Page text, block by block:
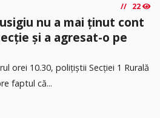
22
nu a mai ținut cont
și a agresat-o pe
orei 10.30, polițiștii Secției 1 Rurală
faptul că...